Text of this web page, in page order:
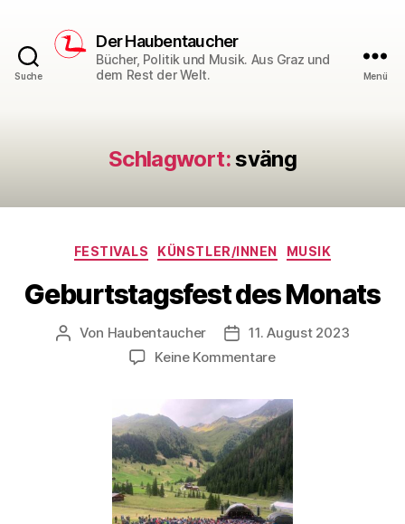
Suche
Der Haubentaucher
Bücher, Politik und Musik. Aus Graz und
dem Rest der Welt.
Menü
Schlagwort:sväng
Kategorien
FESTIVALS KÜNSTLER/INNEN MUSIK
Geburtstagsfest des Monats
Beitragsautor
Von Haubentaucher Veröffentlichungsdatum
11. August 2023
Keine Kommentarezu
des
Monats